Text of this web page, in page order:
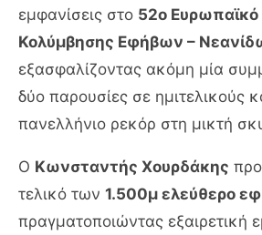
εμφανίσεις στο 52ο
Κολύμβησης Εφήβων –
εξασφαλίζοντας ακόμη μία
δύο παρουσίες σε ημιτελικούς
πανελλήνιο ρεκόρ στη μικτή
Ο Κωνσταντής Χουρδάκης
τελικό των 1.500μ ελεύθερο
πραγματοποιώντας εξαιρετική